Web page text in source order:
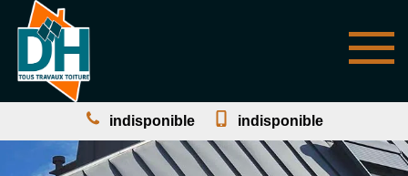
indisponible indisponible